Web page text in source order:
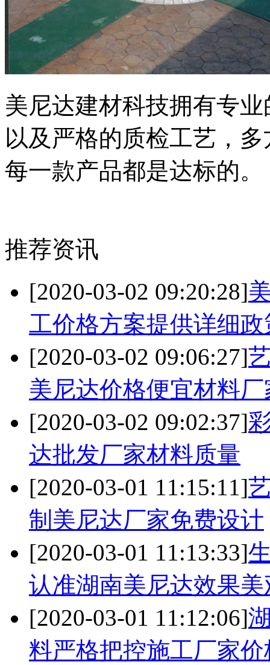
美尼达建材科技拥有专
以及严格的质检工艺，
每一款产品都是达标的。
推荐资讯
[2020-03-02 09:20:28]
工价格方案提供详细政
[2020-03-02 09:06:27]
美尼达价格便宜材料
[2020-03-02 09:02:37]
达批发厂家材料质量
[2020-03-01 11:15:11]
制美尼达厂家免费设计
[2020-03-01 11:13:33]
认准湖南美尼达效果美
[2020-03-01 11:12:06]
料严格把控施工厂家